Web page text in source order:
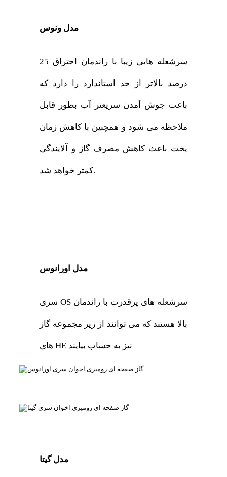
مدل ونوس
سرشعله هایی زیبا با راندمان احتراق 25
درصد بالاتر از حد استاندارد را دارد که
باعت جوش آمدن سریعتر آب بطور قابل
ملاحظه می شود و همچنین با کاهش زمان
پخت باعث کاهش مصرف گاز و آلایندگی
کمتر خواهد شد.
مدل اورانوس
سری OS سرشعله های پرقدرت با راندمان
بالا هستند که می توانند از زیر مجموعه گاز
های HE نیز به حساب بیایند
مدل گیتا